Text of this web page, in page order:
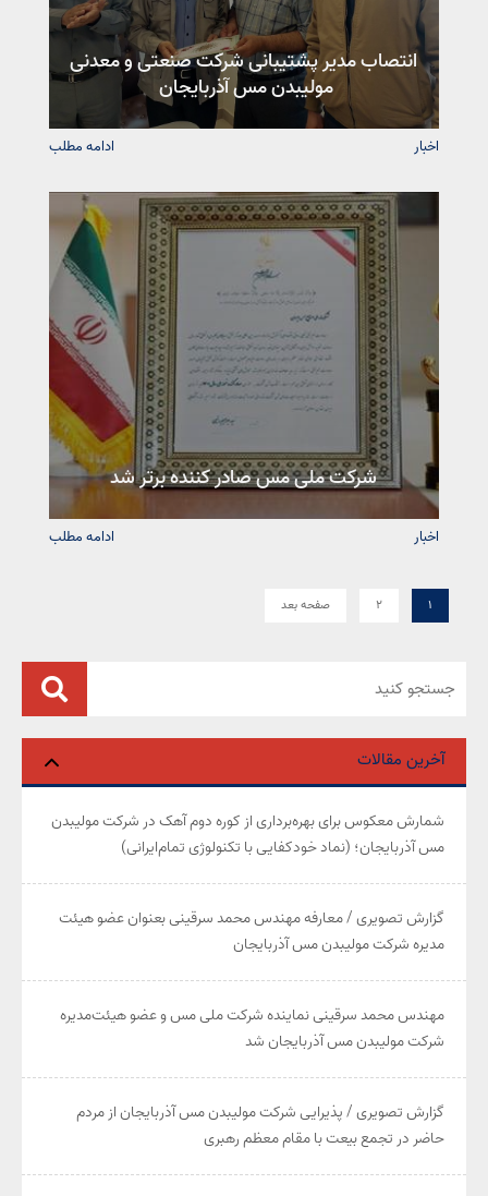
آخرین مقالات
شمارش معکوس برای بهره‌برداری از کوره دوم آهک در شرکت مولیبدن
مس آذربایجان؛ (نماد خودکفایی با تکنولوژی تمام‌ایرانی)
گزارش تصویری / معارفه مهندس محمد سرقینی بعنوان عضو هیئت‌
مدیره شرکت مولیبدن مس آذربایجان
مهندس محمد سرقینی نماینده شرکت ملی مس و عضو هیئت‌مدیره
شرکت مولیبدن مس آذربایجان شد
گزارش تصویری / پذیرایی شرکت مولیبدن مس آذربایجان از مردم
حاضر در تجمع بیعت با مقام معظم رهبری
انتصاب مدیر پشتیبانی شرکت صنعتی و معدنی
مولیبدن مس آذربایجان
اخبار ادامه مطلب
شرکت ملی مس صادر کننده برتر شد
اخبار ادامه مطلب
۱ ۲ صفحه بعد